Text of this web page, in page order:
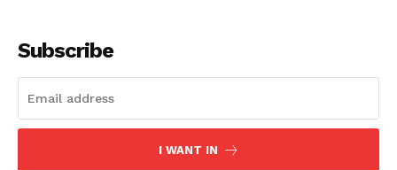
Subscribe
I WANT IN